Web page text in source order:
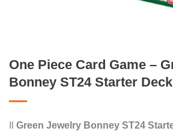
One Piece Card Game –
Bonney ST24 Starter
Green Jewelry Bonney ST24